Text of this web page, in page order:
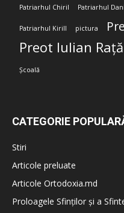
Patriarhul Chiril Patriarhul
Patriarhul Kirill pictura
Preot Iulian Rață
Școală
CATEGORIE
Stiri
Articole preluate
Articole Ortodoxia.md
Proloagele Sfinților și a